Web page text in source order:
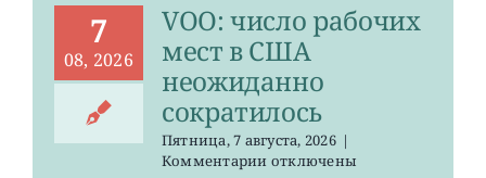
7
08, 2026
VOO: число рабочих
мест в США
неожиданно
сократилось
Пятница, 7 августа, 2026 |
Комментариикотключены